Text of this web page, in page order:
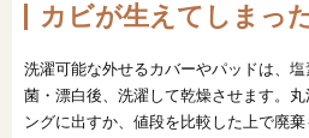
カビが生えてしまっ
洗濯可能な外せるカバーやパッドは、
菌・漂白後、洗濯して乾燥させます。
ングに出すか、値段を比較した上で廃棄